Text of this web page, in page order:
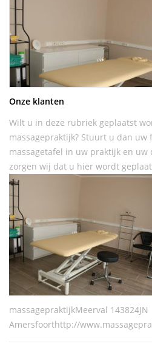
Onze klanten
Wilt u in deze rubriek geplaatst
massagepraktijk? Stuurt u dan uw
massagetafel in uw praktijk en uw
zorgen wij dat u hier wordt
massagepraktijkMeerval 143824JN
Amersfoorthttp://